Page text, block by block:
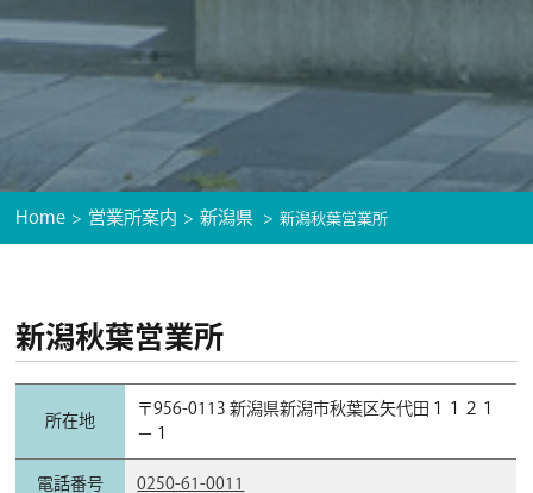
Home 営業所案内 新潟県 新潟秋葉営業所
新潟秋葉営業所
所在地
〒956-0113 新潟県新潟市秋葉区矢代田１１２１
−１
電話番号 0250-61-0011